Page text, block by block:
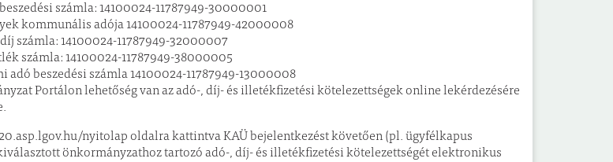
számla: 14100024-11787949-30000001
kommunális adója 14100024-11787949-42000008
számla: 14100024-11787949-32000007
számla: 14100024-11787949-38000005
adó beszedési számla 14100024-11787949-13000008
Portálon lehetőség van az adó-, díj- és illetékfizetési kötelezettségek online lekérdezésére
nyitolap oldalra kattintva KAÜ bejelentkezést követően (pl. ügyfélkapus
önkormányzathoz tartozó adó-, díj- és illetékfizetési kötelezettségét elektronikus